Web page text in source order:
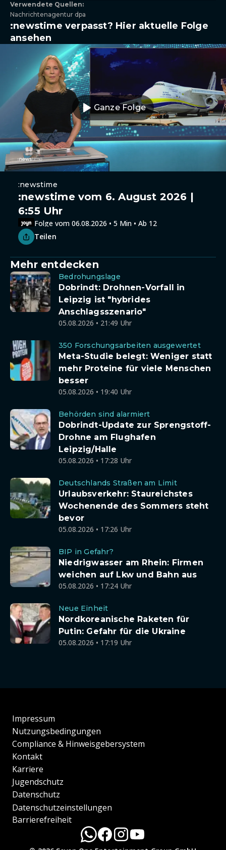
Verwendete Quellen:
Nachrichtenagentur dpa
:newstime verpasst? Hier aktuelle Folge
ansehen
Ganze Folge
:newstime
:newstime vom 6. August 2026 |
6:55 Uhr
Folge vom 06.08.2026 • 5 Min • Ab 12
Teilen
Mehr entdecken
Bedrohungslage
Dobrindt: Drohnen-Vorfall in
Leipzig ist "hybrides
Anschlagsszenario"
05.08.2026 • 21:49 Uhr
350 Forschungsarbeiten ausgewertet
Meta-Studie belegt: Weniger statt
mehr Proteine für viele Menschen
besser
05.08.2026 • 19:40 Uhr
Behörden sind alarmiert
Dobrindt-Update zur Sprengstoff-
Drohne am Flughafen
Leipzig/Halle
05.08.2026 • 17:28 Uhr
Deutschlands Straßen am Limit
Urlaubsverkehr: Staureichstes
Wochenende des Sommers steht
bevor
05.08.2026 • 17:26 Uhr
BIP in Gefahr?
Niedrigwasser am Rhein: Firmen
weichen auf Lkw und Bahn aus
05.08.2026 • 17:24 Uhr
Neue Einheit
Nordkoreanische Raketen für
Putin: Gefahr für die Ukraine
05.08.2026 • 17:19 Uhr
Impressum
Nutzungsbedingungen
Compliance & Hinweisgebersystem
Kontakt
Karriere
Jugendschutz
Datenschutz
Datenschutzeinstellungen
Barrierefreiheit